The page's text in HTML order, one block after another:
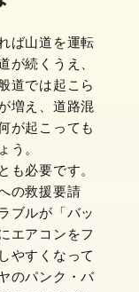
ば山道を運転
が続くうえ、
道では起こら
増え、道路混
が起こっても
う。
も必要です。
の救援要請
ブルが「バッ
エアコンをフ
やすくなって
のパンク・バ